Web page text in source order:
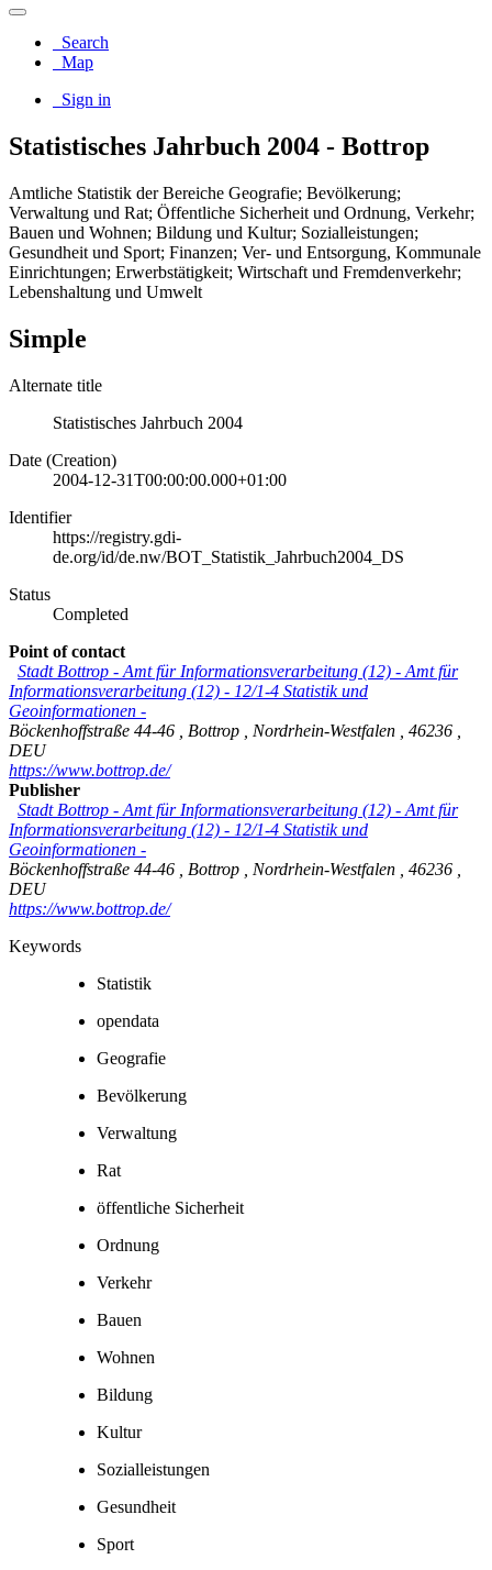
Search
Map
Sign in
Statistisches Jahrbuch 2004 - Bottrop
Amtliche Statistik der Bereiche Geografie; Bevölkerung;
Verwaltung und Rat; Öffentliche Sicherheit und Ordnung, Verkehr;
Bauen und Wohnen; Bildung und Kultur; Sozialleistungen;
Gesundheit und Sport; Finanzen; Ver- und Entsorgung, Kommunale
Einrichtungen; Erwerbstätigkeit; Wirtschaft und Fremdenverkehr;
Lebenshaltung und Umwelt
Simple
Alternate title
Statistisches Jahrbuch 2004
Date (Creation)
2004-12-31T00:00:00.000+01:00
Identifier
https://registry.gdi-
de.org/id/de.nw/BOT_Statistik_Jahrbuch2004_DS
Status
Completed
Point of contact
Stadt Bottrop - Amt für Informationsverarbeitung (12) - Amt für
Informationsverarbeitung (12) - 12/1-4 Statistik und
Geoinformationen -
Böckenhoffstraße 44-46
Bottrop Nordrhein-Westfalen 46236
DEU
https://www.bottrop.de/
Publisher
Stadt Bottrop - Amt für Informationsverarbeitung (12) - Amt für
Informationsverarbeitung (12) - 12/1-4 Statistik und
Geoinformationen -
Böckenhoffstraße 44-46
Bottrop Nordrhein-Westfalen 46236
DEU
https://www.bottrop.de/
Keywords
Statistik
opendata
Geografie
Bevölkerung
Verwaltung
Rat
öffentliche Sicherheit
Ordnung
Verkehr
Bauen
Wohnen
Bildung
Kultur
Sozialleistungen
Gesundheit
Sport